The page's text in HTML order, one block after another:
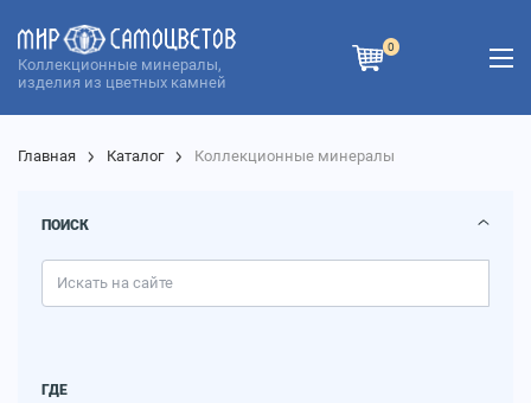
Коллекционные минералы,
изделия из цветных камней
0
Главная Каталог Коллекционные минералы
ПОИСК
ГДЕ